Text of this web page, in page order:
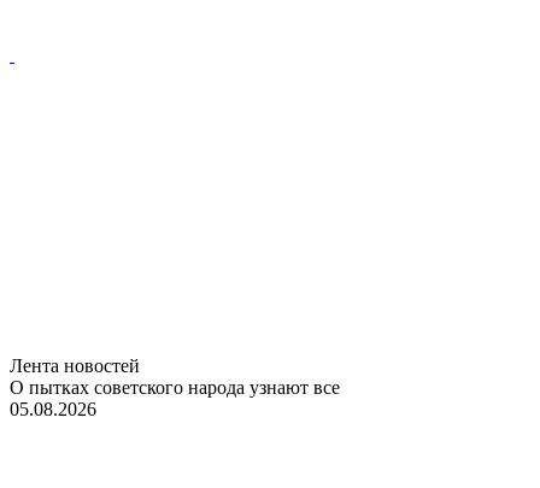
Лента новостей
О пытках советского народа узнают все
05.08.2026